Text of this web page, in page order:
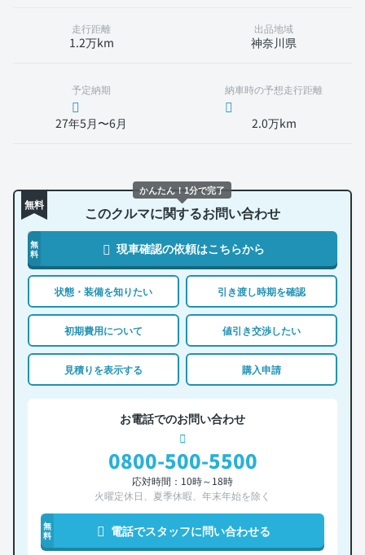
走行距離
1.2万km
出品地域
神奈川県
予定納期
27年5月〜6月
納車時の予想走行距離
2.0万km
無料 このクルマに関するお問い合わせ
無
料
現車確認の依頼はこちらから
状態・装備を知りたい 引き渡し時期を確認
初期費用について 値引き交渉したい
見積りを表示する 購入申請
お電話でのお問い合わせ
0800-500-5500
応対時間：10時～18時
火曜定休日、夏季休暇、年末年始を除く
無
料
電話でスタッフに問い合わせる
かんたん！1分で完了